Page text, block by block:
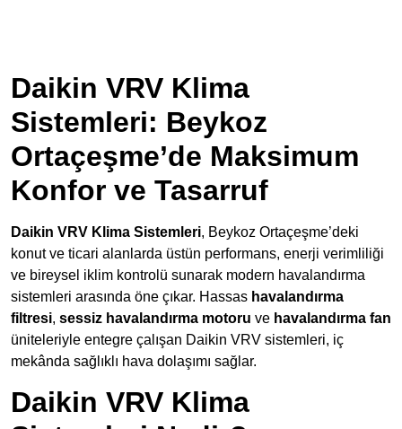
Daikin VRV Klima
Sistemleri: Beykoz
Ortaçeşme’de Maksimum
Konfor ve Tasarruf
Daikin VRV Klima Sistemleri, Beykoz Ortaçeşme’deki
konut ve ticari alanlarda üstün performans, enerji verimliliği
ve bireysel iklim kontrolü sunarak modern havalandırma
sistemleri arasında öne çıkar. Hassas havalandırma
filtresi, sessiz havalandırma motoru ve havalandırma fan
üniteleriyle entegre çalışan Daikin VRV sistemleri, iç
mekânda sağlıklı hava dolaşımı sağlar.
Daikin VRV Klima